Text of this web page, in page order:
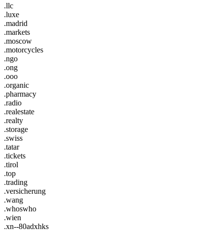
.llc
.luxe
.madrid
.markets
.moscow
.motorcycles
.ngo
.ong
.ooo
.organic
.pharmacy
.radio
.realestate
.realty
.storage
.swiss
.tatar
.tickets
.tirol
.top
.trading
.versicherung
.wang
.whoswho
.wien
.xn--80adxhks